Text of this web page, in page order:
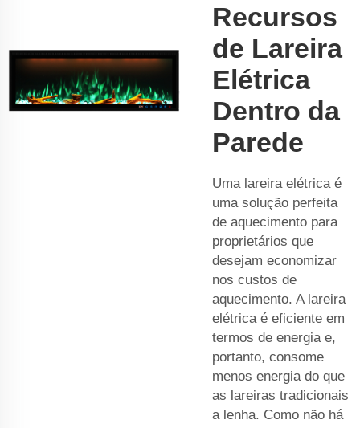
Recursos
de Lareira
Elétrica
Dentro da
Parede
Uma lareira elétrica é
uma solução perfeita
de aquecimento para
proprietários que
desejam economizar
nos custos de
aquecimento. A lareira
elétrica é eficiente em
termos de energia e,
portanto, consome
menos energia do que
as lareiras tradicionais
a lenha. Como não há